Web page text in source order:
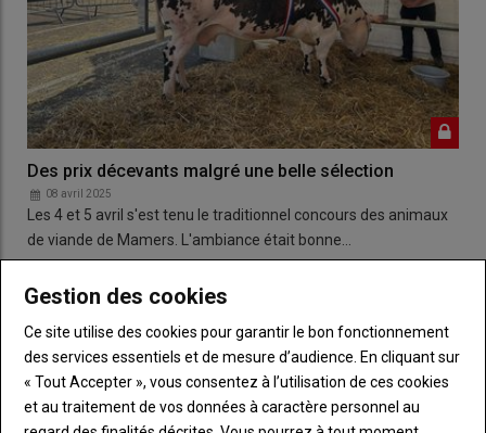
Des prix décevants malgré une belle sélection
08 avril 2025
Les 4 et 5 avril s'est tenu le traditionnel concours des animaux
de viande de Mamers. L'ambiance était bonne…
Gestion des cookies
Ce site utilise des cookies pour garantir le bon fonctionnement
des services essentiels et de mesure d’audience. En cliquant sur
« Tout Accepter », vous consentez à l’utilisation de ces cookies
et au traitement de vos données à caractère personnel au